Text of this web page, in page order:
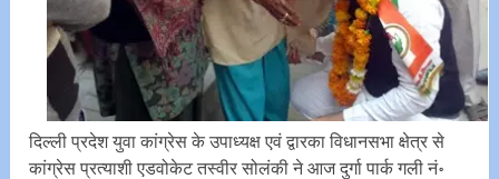
दिल्ली प्रदेश युवा कांग्रेस के उपाध्यक्ष एवं द्वारका विधानसभा क्षेत्र से
कांग्रेस प्रत्याशी एडवोकेट तस्वीर सोलंकी ने आज दुर्गा पार्क गली नं॰